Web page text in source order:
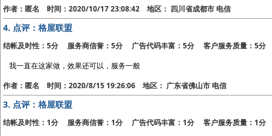
作者：匿名 时间：2020/10/17 23:08:42 地区： 四川省成都市 电信
4. 点评：格屋联盟
结帐及时性：5分 服务商信誉：5分 广告代码丰富：5分 客户服务质量：5分
我一直在这家做，效果还可以，服务一般
作者：匿名 时间：2020/8/15 19:26:06 地区： 广东省佛山市 电信
3. 点评：格屋联盟
结帐及时性：1分 服务商信誉：1分 广告代码丰富：1分 客户服务质量：1分